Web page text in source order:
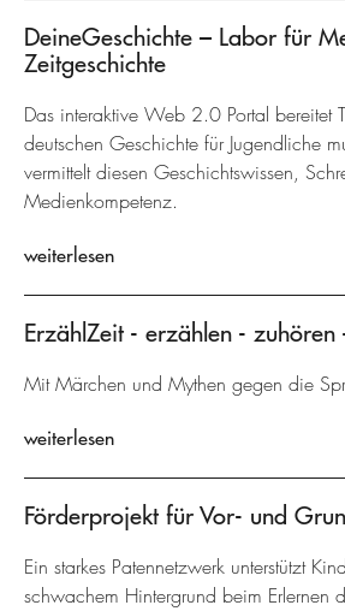
DeineGeschichte – Labor für
Zeitgeschichte
Das interaktive Web 2.0 Portal bereitet
deutschen Geschichte für Jugendliche
vermittelt diesen Geschichtswissen,
Medienkompetenz.
weiterlesen
ErzählZeit - erzählen -
Mit Märchen und Mythen gegen die
weiterlesen
Förderprojekt für Vor- und
Ein starkes Patennetzwerk unterstützt
schwachem Hintergrund beim Erlernen